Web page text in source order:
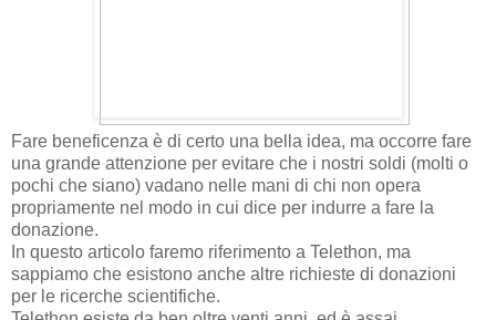
Fare beneficenza è di certo una bella idea, ma occorre fare
una grande attenzione per evitare che i nostri soldi (molti o
pochi che siano) vadano nelle mani di chi non opera
propriamente nel modo in cui dice per indurre a fare la
donazione.
In questo articolo faremo riferimento a Telethon, ma
sappiamo che esistono anche altre richieste di donazioni
per le ricerche scientifiche.